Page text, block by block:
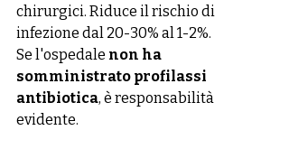
chirurgici. Riduce il rischio di
infezione dal 20-30% al 1-2%.
Se l'ospedale non ha
somministrato profilassi
antibiotica, è responsabilità
evidente.